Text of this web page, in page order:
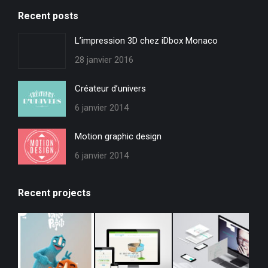
opensopensopens
window
in
window
Recent posts
L’impression 3D chez iDbox Monaco
28 janvier 2016
Créateur d’univers
6 janvier 2014
Motion graphic design
6 janvier 2014
Recent projects